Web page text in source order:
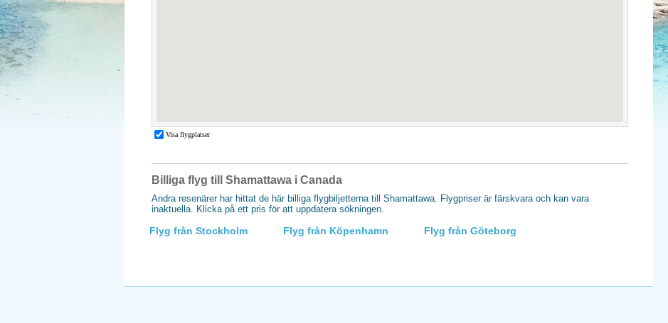
Billiga flyg till Shamattawa i Canada
Andra resenärer har hittat de här billiga flygbiljetterna till Shamattawa. Flygpriser är färskvara och kan vara
inaktuella. Klicka på ett pris för att uppdatera sökningen.
Flyg från Stockholm Flyg från Köpenhamn Flyg från Göteborg